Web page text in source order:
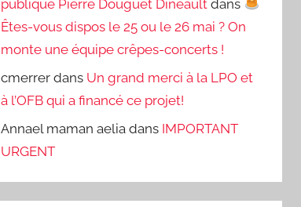
publique Pierre Douguet Dinéault dans
Êtes-vous dispos le 25 ou le 26 mai ? On
monte une équipe crêpes-concerts !
cmerrer dans Un grand merci à la LPO et
à l’OFB qui a financé ce projet!
Annael maman aelia dans IMPORTANT
URGENT